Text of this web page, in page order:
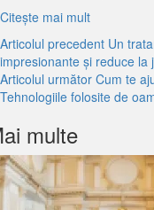
Citeşte mai mult
Citește
mai
mult
Articolul precedent Un
impresionante și reduce la
Articolul următor Cum te
Tehnologiile folosite de
multe